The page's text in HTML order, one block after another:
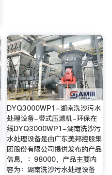
DYQ3000WP1-湖南洗沙污水
处理设备-带式压滤机-环保在
线DYQ3000WP1-湖南洗沙污
水处理设备是由广东美邦控股集
团股份有限公司提供发布的产品
信息，：98000，产品主要内
容为：湖南洗沙污水处理设备